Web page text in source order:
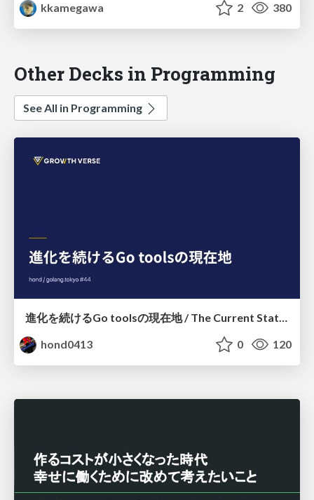
kkamegawa
2 380
Other Decks in Programming
See All in Programming
hond0413
0 120